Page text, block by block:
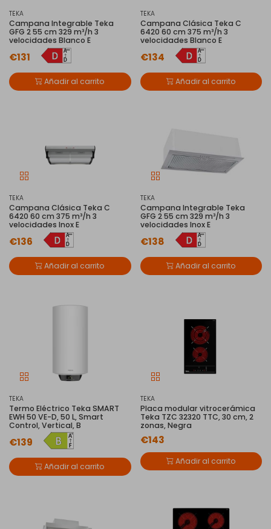
TEKA
Campana Integrable Teka
GFG 2 55 cm 329 m³/h 3
velocidades Blanco E
€131
Añadir al carrito
TEKA
Campana Clásica Teka C
6420 60 cm 375 m³/h 3
velocidades Blanco E
€134
Añadir al carrito
TEKA
Campana Clásica Teka C
6420 60 cm 375 m³/h 3
velocidades Inox E
€136
Añadir al carrito
TEKA
Campana Integrable Teka
GFG 2 55 cm 329 m³/h 3
velocidades Inox E
€138
Añadir al carrito
TEKA
Termo Eléctrico Teka SMART
EWH 50 VE-D, 50 L, Smart
Control, Vertical, B
€139
Añadir al carrito
TEKA
Placa modular vitrocerámica
Teka TZC 32320 TTC, 30 cm, 2
zonas, Negra
€143
Añadir al carrito